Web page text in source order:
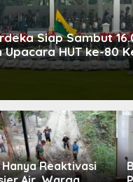
Siap Sambut
Upacara HUT ke-80
Reaktivasi
Bukan